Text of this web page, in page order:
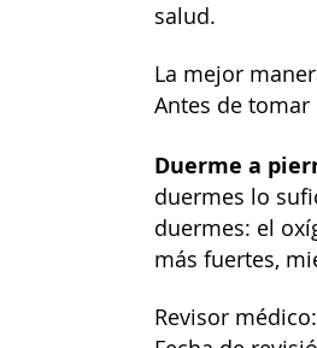
salud.
La mejor
Antes de
Duerme a
duermes lo
duermes: el
más fuertes,
Revisor